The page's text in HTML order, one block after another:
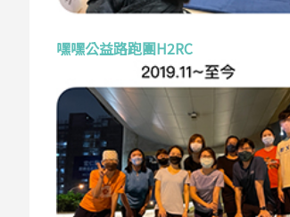
嘿嘿公益路跑團H2RC